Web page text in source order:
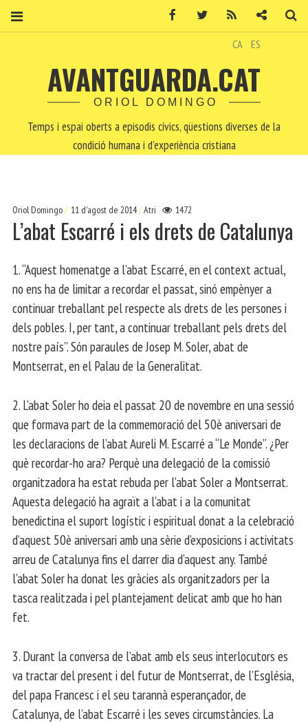
CA ES
AVANTGUARDA.CAT
ORIOL DOMINGO
Temps i espai oberts a episodis cívics, qüestions diverses de la
condició humana i d'experiència cristiana
Oriol Domingo 11 d'agost de 2014 Atri 1472
L’abat Escarré i els drets de Catalunya
1. “Aquest homenatge a l’abat Escarré, en el context actual,
no ens ha de limitar a recordar el passat, sinó empènyer a
continuar treballant pel respecte als drets de les persones i
dels pobles. I, per tant, a continuar treballant pels drets del
nostre país”. Són paraules de Josep M. Soler, abat de
Montserrat, en el Palau de la Generalitat.
2. L’abat Soler ho deia el passat 20 de novembre en una sessió
que formava part de la commemoració del 50è aniversari de
les declaracions de l’abat Aureli M. Escarré a “Le Monde”. ¿Per
què recordar-ho ara? Perquè una delegació de la comissió
organitzadora ha estat rebuda per l’abat Soler a Montserrat.
Aquesta delegació ha agraït a l’abat i a la comunitat
benedictina el suport logístic i espiritual donat a la celebració
d’aquest 50è aniversari amb una sèrie d’exposicions i activitats
arreu de Catalunya fins el darrer dia d’aquest any. També
l’abat Soler ha donat les gràcies als organitzadors per la
tasca realitzada i pel plantejament delicat amb que ho han
fet.
3. Durant la conversa de l’abat amb els seus interlocutors es
va tractar del present i del futur de Montserrat, de l’Església,
del papa Francesc i el seu tarannà esperançador, de
Catalunya, de l’abat Escarré i les seves circumstàncies. La
Facebook Twitter Contacte